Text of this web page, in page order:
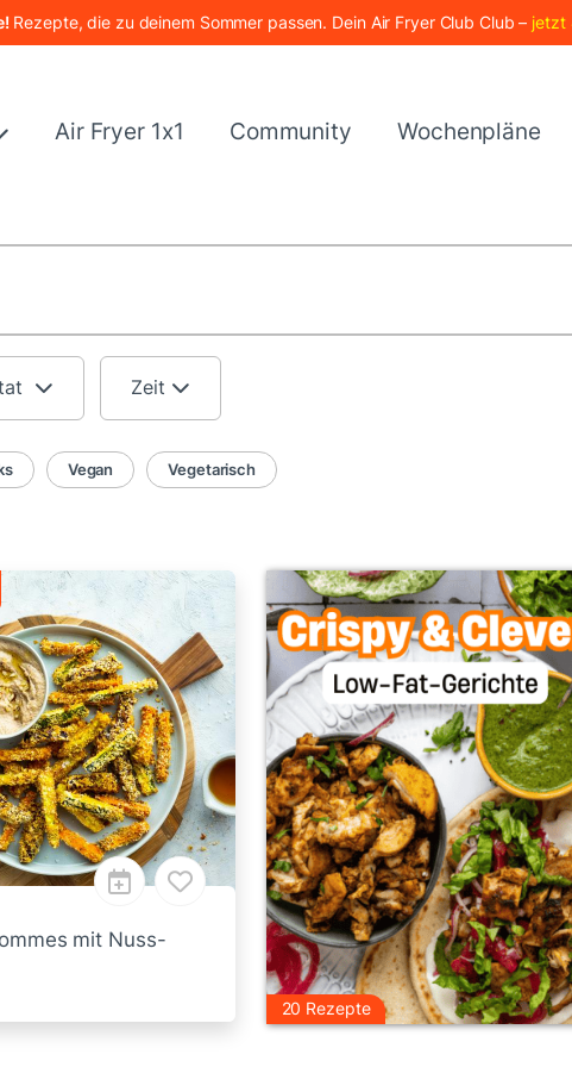
Rezepte, die zu deinem Sommer passen. Dein Air Fryer Club Club – jetzt
Air Fryer 1x1 Community Wochenpläne
Zeit
Vegan Vegetarisch
mit Nuss-
20 Rezepte